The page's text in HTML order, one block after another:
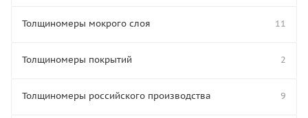
Толщиномеры мокрого слоя 11
Толщиномеры покрытий 2
Толщиномеры российского производства 9